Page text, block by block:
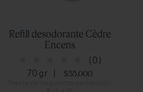
Refill desodorante Cèdre
Encens
(0)
70 gr $55.000